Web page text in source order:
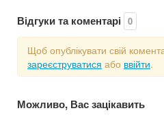
Відгуки та коментарі 0
Щоб опублікувати свій
зареєструватися або ввійти.
Можливо, Вас зацікавить